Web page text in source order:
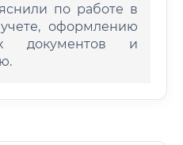
по работе в
оформлению
документов и